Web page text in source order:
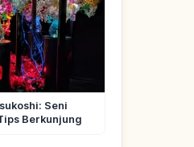
Seni
Berkunjung